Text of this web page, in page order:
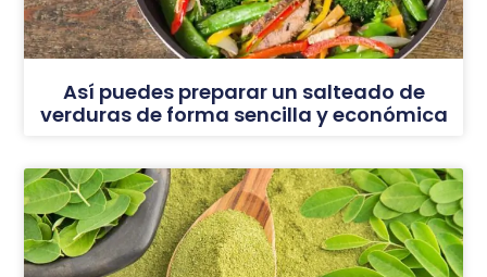
Así puedes preparar un salteado de
verduras de forma sencilla y económica